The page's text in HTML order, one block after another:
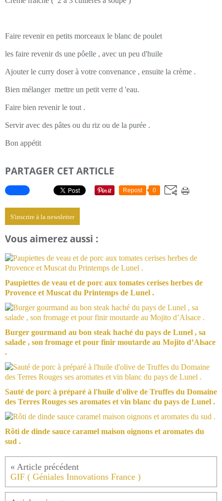
Faire revenir en petits morceaux le blanc de poulet
les faire revenir ds une pôelle , avec un peu d'huile
Ajouter le curry doser à votre convenance , ensuite la crème .
Bien mélanger mettre un petit verre d 'eau.
Faire bien revenir le tout .
Servir avec des pâtes ou du riz ou de la purée .
Bon appétit
PARTAGER CET ARTICLE
Repost 0
S'inscrire à la newsletter
Vous aimerez aussi :
Paupiettes de veau et de porc aux tomates cerises herbes de
Provence et Muscat du Printemps de Lunel .
Burger gourmand au bon steak haché du pays de Lunel , sa
salade , son fromage et pour finir moutarde au Mojito d’Alsace
.
Sauté de porc à préparé à l'huile d'olive de Truffes du Domaine
des Terres Rouges ses aromates et vin blanc du pays de Lunel .
Rôti de dinde sauce caramel maison oignons et aromates du
sud .
GIF ( Géniales Innovations France )